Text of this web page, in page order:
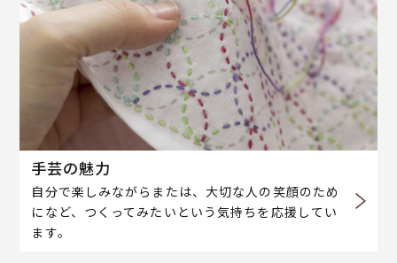
手芸の魅力
自分で楽しみながらまたは、大切な人の笑顔のため
になど、つくってみたいという気持ちを応援してい
ます。